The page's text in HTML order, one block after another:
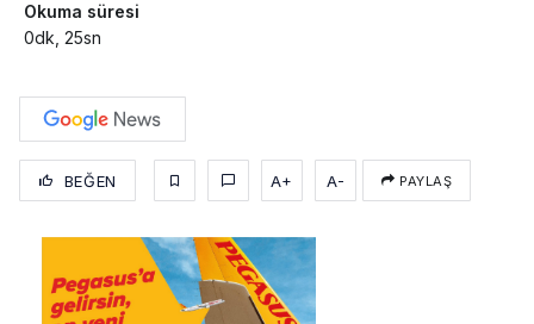
Okuma süresi
0dk, 25sn
BEĞEN A+ A- PAYLAŞ